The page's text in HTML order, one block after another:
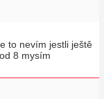
to nevím jestli ještě
8 mysím